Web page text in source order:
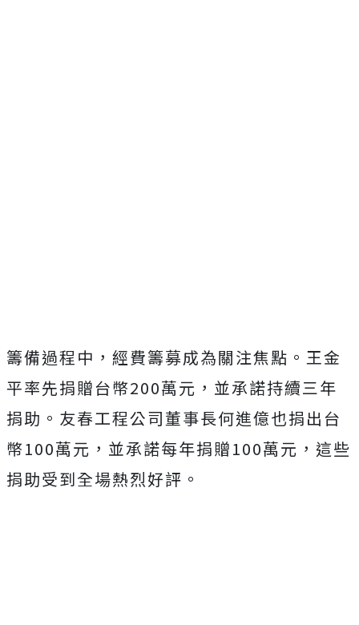
籌備過程中，經費籌募成為關注焦點。王金
平率先捐贈台幣200萬元，並承諾持續三年
捐助。友春工程公司董事長何進億也捐出台
幣100萬元，並承諾每年捐贈100萬元，這些
捐助受到全場熱烈好評。